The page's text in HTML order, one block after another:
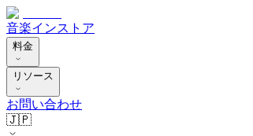
音楽インストア
料金
リソース
お問い合わせ
🇯🇵